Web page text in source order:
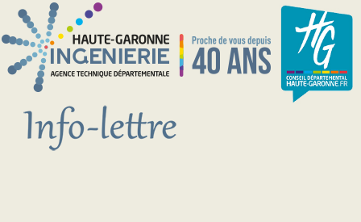
Aller au contenu principal